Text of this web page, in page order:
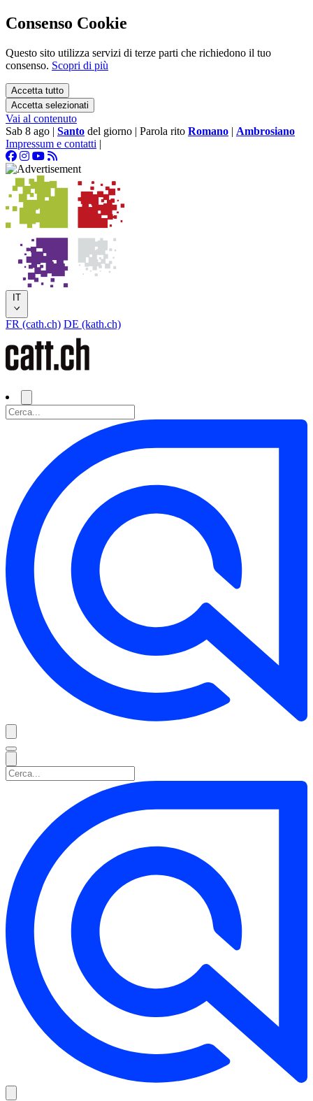
Consenso Cookie
Questo sito utilizza servizi di terze parti che richiedono il tuo
consenso. Scopri di più
Accetta tutto
Accetta selezionati
Vai al contenuto
Sab 8 ago | Santo del giorno | Parola rito Romano | Ambrosiano
Impressum e contatti |
IT
FR (cath.ch) DE (kath.ch)